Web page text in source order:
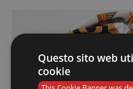
Questo sito web
cookie